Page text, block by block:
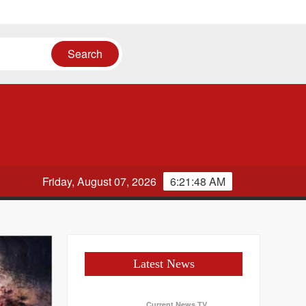
6:21:49 AM
Friday, August 07, 2026
Latest News